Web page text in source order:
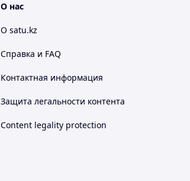
О нас
О satu.kz
Справка и FAQ
Контактная информация
Защита легальности контента
Content legality protection